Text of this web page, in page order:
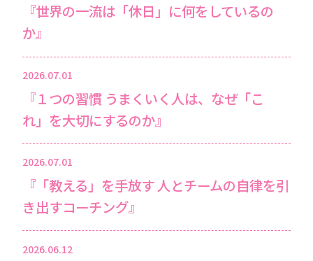
『世界の一流は「休日」に何をしているの
か』
2026.07.01
『１つの習慣 うまくいく人は、なぜ「こ
れ」を大切にするのか』
2026.07.01
『「教える」を手放す 人とチームの自律を引
き出すコーチング』
2026.06.12